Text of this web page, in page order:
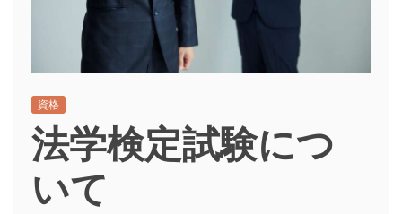
資格
法学検定試験につ
いて